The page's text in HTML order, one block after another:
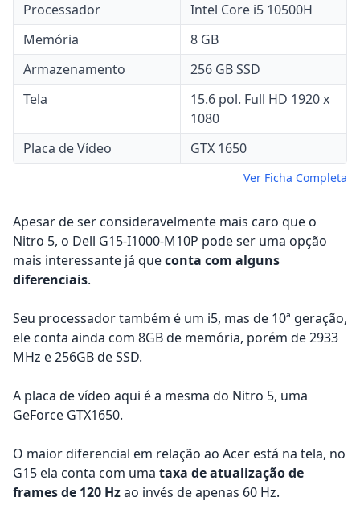
Processador
Intel Core i5 10500H
Memória
8 GB
Armazenamento
256 GB SSD
Tela
15.6 pol. Full HD 1920 x
1080
Placa de Vídeo
GTX 1650
Ver Ficha Completa
Apesar de ser consideravelmente mais caro que o
Nitro 5, o Dell G15-I1000-M10P pode ser uma opção
mais interessante já queconta com alguns
diferenciais.
Seu processador também é um i5, mas de 10ª geração,
ele conta ainda com 8GB de memória, porém de 2933
MHz e 256GB de SSD.
A placa de vídeo aqui é a mesma do Nitro 5, uma
GeForce GTX1650.
O maior diferencial em relação ao Acer está na tela, no
G15 ela conta com uma taxa de atualização de
frames de 120 Hzao invés de apenas 60 Hz.